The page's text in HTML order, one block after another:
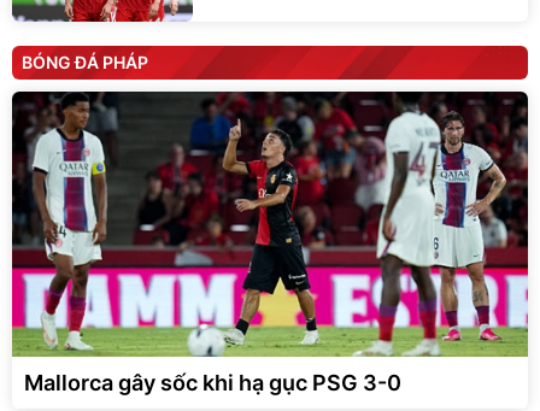
BÓNG ĐÁ PHÁP
Mallorca gây sốc khi hạ gục PSG 3-0